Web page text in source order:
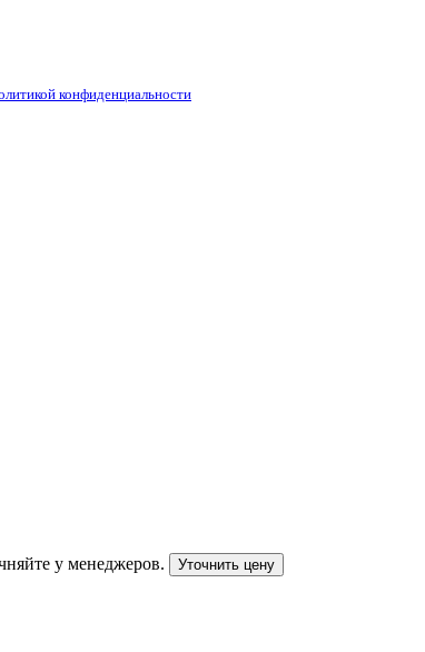
конфиденциальности
у менеджеров.
Уточнить цену